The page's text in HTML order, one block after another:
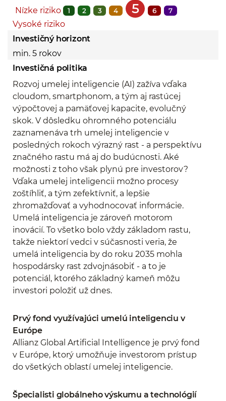
Nízke riziko 1 2 3 4 5 6 7
Vysoké riziko
Investičný horizont
min. 5 rokov
Investičná politika
Rozvoj umelej inteligencie (AI) zažíva vďaka
cloudom, smartphonom, a tým aj rastúcej
výpočtovej a pamäťovej kapacite, evolučný
skok. V dôsledku ohromného potenciálu
zaznamenáva trh umelej inteligencie v
posledných rokoch výrazný rast - a perspektívu
značného rastu má aj do budúcnosti. Aké
možnosti z toho však plynú pre investorov?
Vďaka umelej inteligencii možno procesy
zoštíhliť, a tým zefektívniť, a lepšie
zhromažďovať a vyhodnocovať informácie.
Umelá inteligencia je zároveň motorom
inovácií. To všetko bolo vždy základom rastu,
takže niektorí vedci v súčasnosti veria, že
umelá inteligencia by do roku 2035 mohla
hospodársky rast zdvojnásobiť - a to je
potenciál, ktorého základný kameň môžu
investori položiť už dnes.
Prvý fond využívajúci umelú inteligenciu v
Európe
Allianz Global Artificial Intelligence je prvý fond
v Európe, ktorý umožňuje investorom prístup
do všetkých oblastí umelej inteligencie.
Špecialisti globálneho výskumu a technológií